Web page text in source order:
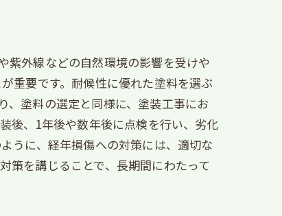
紫外線などの自然環境の影響を受けや
重要です。耐候性に優れた塗料を選ぶ
、塗料の選定と同様に、塗装工事にお
後、1年後や数年後に点検を行い、劣化
うに、経年損傷への対策には、適切な
策を講じることで、長期間にわたって